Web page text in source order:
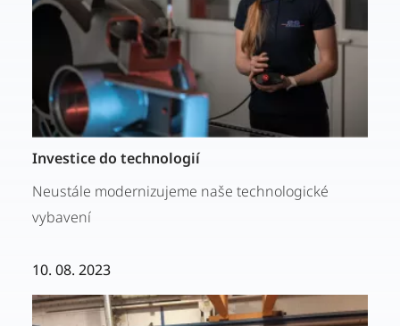
Investice do technologií
Neustále modernizujeme naše technologické
vybavení
10. 08. 2023